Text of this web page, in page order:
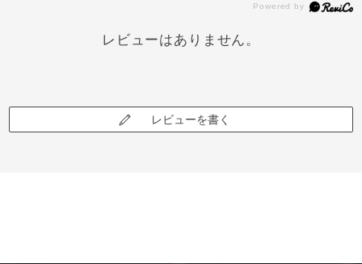
レビューはありません。
レビューを書く